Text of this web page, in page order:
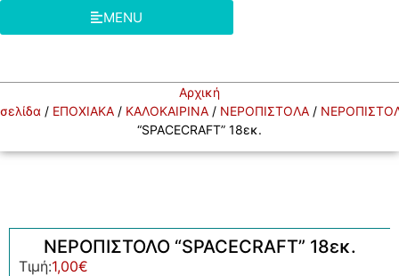
MENU
Αρχική
σελίδα / ΕΠΟΧΙΑΚΑ / ΚΑΛΟΚΑΙΡΙΝΑ / ΝΕΡΟΠΙΣΤΟΛΑ /
“SPACECRAFT” 18εκ.
ΝΕΡΟΠΙΣΤΟΛΟ “SPACECRAFT” 18εκ.
Τιμή:1,00€